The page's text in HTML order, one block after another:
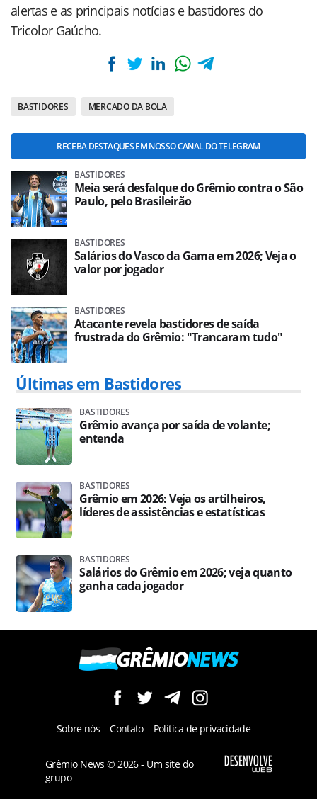
alertas e as principais notícias e bastidores do
Tricolor Gaúcho.
BASTIDORES MERCADO DA BOLA
RECEBA DESTAQUES EM NOSSO CANAL DO TELEGRAM
BASTIDORES
Meia será desfalque do Grêmio contra o São
Paulo, pelo Brasileirão
BASTIDORES
Salários do Vasco da Gama em 2026; Veja o
valor por jogador
BASTIDORES
Atacante revela bastidores de saída
frustrada do Grêmio: "Trancaram tudo"
Últimas em Bastidores
BASTIDORES
Grêmio avança por saída de volante;
entenda
BASTIDORES
Grêmio em 2026: Veja os artilheiros,
líderes de assistências e estatísticas
BASTIDORES
Salários do Grêmio em 2026; veja quanto
ganha cada jogador
Sobre nós Contato Política de privacidade
Grêmio News © 2026 - Um site do
grupo